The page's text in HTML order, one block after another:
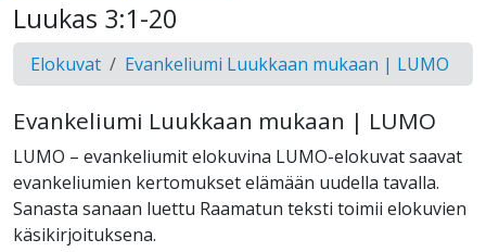
Luukas 3:1-20
Elokuvat Evankeliumi Luukkaan mukaan | LUMO
Evankeliumi Luukkaan mukaan | LUMO
LUMO – evankeliumit elokuvina LUMO-elokuvat saavat
evankeliumien kertomukset elämään uudella tavalla.
Sanasta sanaan luettu Raamatun teksti toimii elokuvien
käsikirjoituksena.